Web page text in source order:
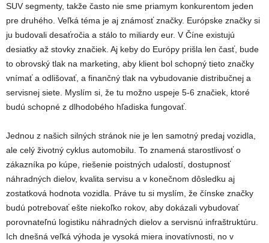
SUV segmenty, takže často nie sme priamym konkurentom jeden
pre druhého. Veľká téma je aj známosť značky. Európske značky si
ju budovali desaťročia a stálo to miliardy eur. V Číne existujú
desiatky až stovky značiek. Aj keby do Európy prišla len časť, bude
to obrovský tlak na marketing, aby klient bol schopný tieto značky
vnímať a odlišovať, a finančný tlak na vybudovanie distribučnej a
servisnej siete. Myslím si, že tu možno uspeje 5-6 značiek, ktoré
budú schopné z dlhodobého hľadiska fungovať.
Jednou z našich silných stránok nie je len samotný predaj vozidla,
ale celý životný cyklus automobilu. To znamená starostlivosť o
zákazníka po kúpe, riešenie poistných udalostí, dostupnosť
náhradných dielov, kvalita servisu a v konečnom dôsledku aj
zostatková hodnota vozidla. Práve tu si myslím, že čínske značky
budú potrebovať ešte niekoľko rokov, aby dokázali vybudovať
porovnateľnú logistiku náhradných dielov a servisnú infraštruktúru.
Ich dnešná veľká výhoda je vysoká miera inovatívnosti, no v